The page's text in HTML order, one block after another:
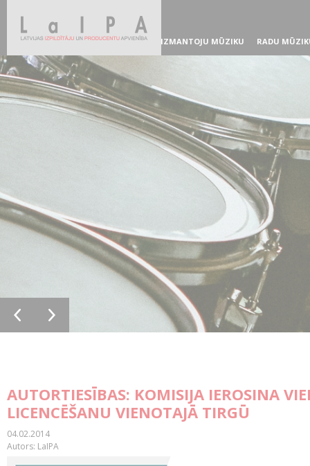
IZMANTOJU MŪZIKU RADU
AUTORTIESĪBAS: KOMISIJA IEROSINA
LICENCĒŠANU VIENOTAJĀ TIRGŪ
04.02.2014
Autors: LaIPA